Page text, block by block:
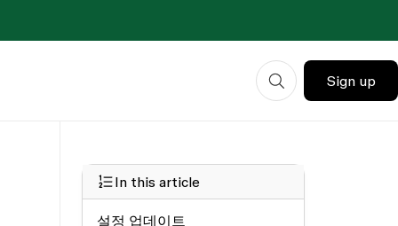
Sign up
In this article
설정 업데이트